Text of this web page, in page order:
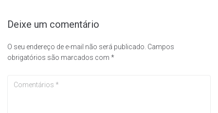
Deixe um comentário
O seu endereço de e-mail não será publicado. Campos
obrigatórios são marcados com *